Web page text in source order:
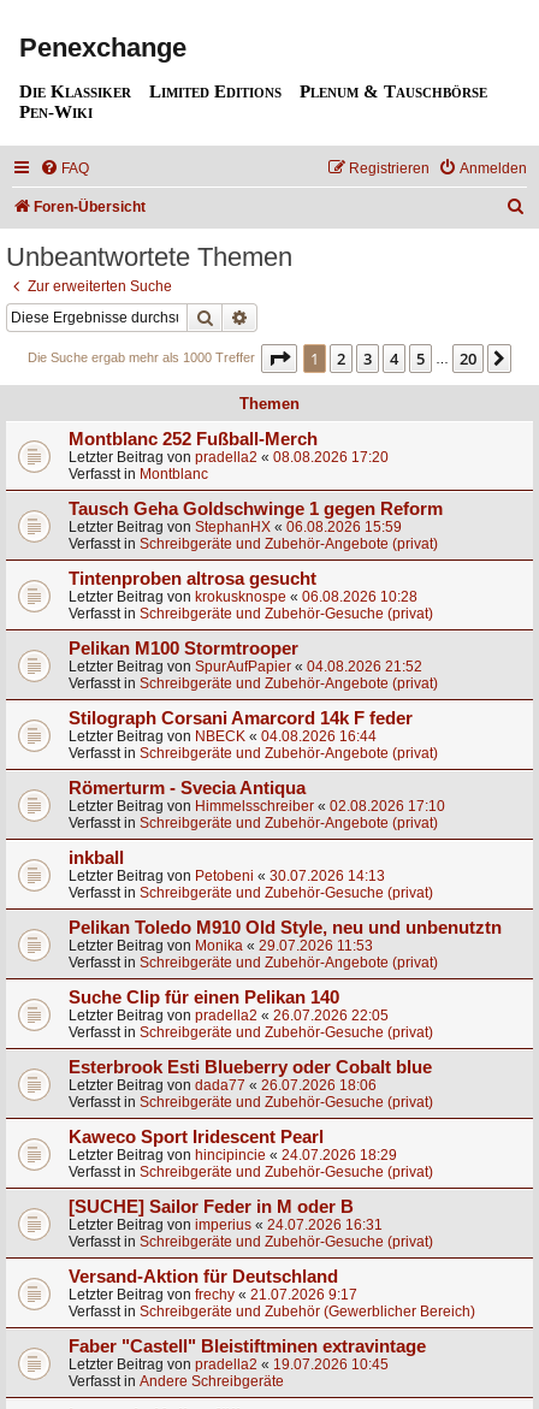
Penexchange
Die Klassiker Limited Editions
Plenum & Tauschbörse
Pen-Wiki
FAQ Anmelden
Registrieren
Foren-Übersicht
Unbeantwortete Themen
Zur erweiterten Suche
Suche
Die Suche ergab mehr als 1000 Treffer Seite 1von 20
1 2 3 4 5 … 20
Themen
Montblanc 252 Fußball-Merch
Letzter Beitrag von pradella2 « 08.08.2026 17:20
Verfasst in Montblanc
Tausch Geha Goldschwinge 1 gegen Reform
Letzter Beitrag von StephanHX « 06.08.2026 15:59
Verfasst in Schreibgeräte und Zubehör-Angebote (privat)
Tintenproben altrosa gesucht
Letzter Beitrag von krokusknospe « 06.08.2026 10:28
Verfasst in Schreibgeräte und Zubehör-Gesuche (privat)
Pelikan M100 Stormtrooper
Letzter Beitrag von SpurAufPapier « 04.08.2026 21:52
Verfasst in Schreibgeräte und Zubehör-Angebote (privat)
Stilograph Corsani Amarcord 14k F feder
Letzter Beitrag von NBECK « 04.08.2026 16:44
Verfasst in Schreibgeräte und Zubehör-Angebote (privat)
Römerturm - Svecia Antiqua
Letzter Beitrag von Himmelsschreiber « 02.08.2026 17:10
Verfasst in Schreibgeräte und Zubehör-Angebote (privat)
inkball
Letzter Beitrag von Petobeni « 30.07.2026 14:13
Verfasst in Schreibgeräte und Zubehör-Gesuche (privat)
Pelikan Toledo M910 Old Style, neu und unbenutztn
Letzter Beitrag von Monika « 29.07.2026 11:53
Verfasst in Schreibgeräte und Zubehör-Angebote (privat)
Suche Clip für einen Pelikan 140
Letzter Beitrag von pradella2 « 26.07.2026 22:05
Verfasst in Schreibgeräte und Zubehör-Gesuche (privat)
Esterbrook Esti Blueberry oder Cobalt blue
Letzter Beitrag von dada77 « 26.07.2026 18:06
Verfasst in Schreibgeräte und Zubehör-Gesuche (privat)
Kaweco Sport Iridescent Pearl
Letzter Beitrag von hincipincie « 24.07.2026 18:29
Verfasst in Schreibgeräte und Zubehör-Gesuche (privat)
[SUCHE] Sailor Feder in M oder B
Letzter Beitrag von imperius « 24.07.2026 16:31
Verfasst in Schreibgeräte und Zubehör-Gesuche (privat)
Versand-Aktion für Deutschland
Letzter Beitrag von frechy « 21.07.2026 9:17
Verfasst in Schreibgeräte und Zubehör (Gewerblicher Bereich)
Faber "Castell" Bleistiftminen extravintage
Letzter Beitrag von pradella2 « 19.07.2026 10:45
Verfasst in Andere Schreibgeräte